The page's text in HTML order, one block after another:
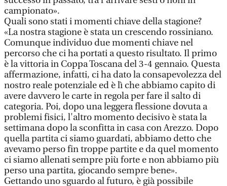
campionato».
Quali sono stati i momenti chiave della stagione?
«La nostra stagione è stata un crescendo rossiniano.
Comunque individuo due momenti chiave nel
percorso che ci ha portati a questo risultato. Il primo
è la vittoria in Coppa Toscana del 3-4 gennaio. Questa
affermazione, infatti, ci ha dato la consapevolezza del
nostro reale potenziale ed è lì che abbiamo capito di
avere davvero le carte in regola per fare il salto di
categoria. Poi, dopo una leggera flessione dovuta a
problemi fisici, l'altro momento decisivo è stata la
settimana dopo la sconfitta in casa con Arezzo. Dopo
quella partita ci siamo guardati, abbiamo detto che
avevamo perso fin troppe partite e da quel momento
ci siamo allenati sempre più forte e non abbiamo più
perso una partita, giocando sempre bene».
Gettando uno sguardo al futuro, è già possibile